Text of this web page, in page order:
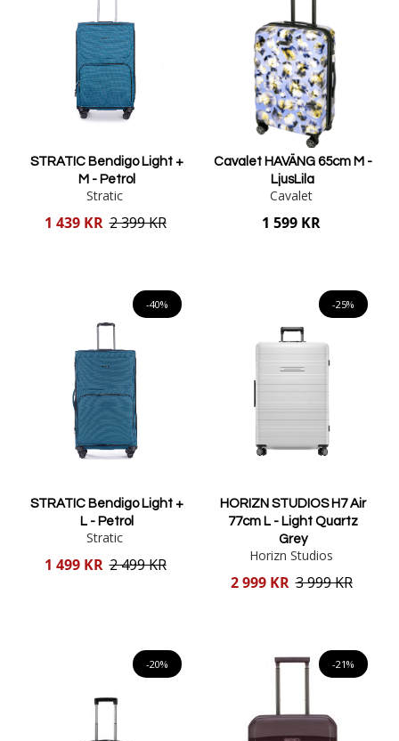
STRATIC Bendigo Light +
M - Petrol
Stratic
Reducerat
1 439 KR 2 399 KR
Cavalet HAVÄNG 65cm M -
LjusLila
Cavalet
1 599 KR
-40%
STRATIC Bendigo Light +
L - Petrol
Stratic
Reducerat
1 499 KR 2 499 KR
-25%
HORIZN STUDIOS H7 Air
77cm L - Light Quartz
Grey
Horizn Studios
Reducerat
2 999 KR 3 999 KR
-20% -21%